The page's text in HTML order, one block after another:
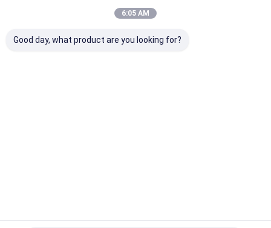
3 ডি ক্রিস্টাল লেজার খোদাই মেশিন
6:05 AM
Good day, what product are you looking for?